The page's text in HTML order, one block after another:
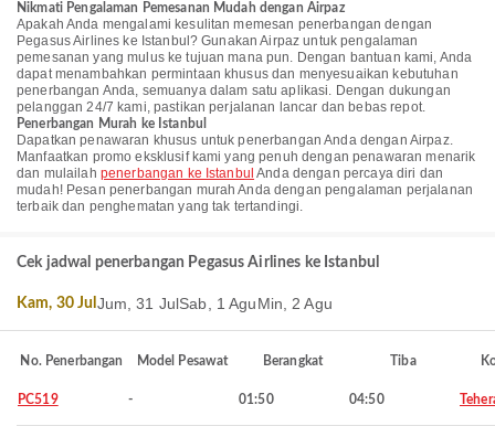
Nikmati Pengalaman Pemesanan Mudah dengan Airpaz
Apakah Anda mengalami kesulitan memesan penerbangan dengan
Pegasus Airlines ke Istanbul? Gunakan Airpaz untuk pengalaman
pemesanan yang mulus ke tujuan mana pun. Dengan bantuan kami, Anda
dapat menambahkan permintaan khusus dan menyesuaikan kebutuhan
penerbangan Anda, semuanya dalam satu aplikasi. Dengan dukungan
pelanggan 24/7 kami, pastikan perjalanan lancar dan bebas repot.
Penerbangan Murah ke Istanbul
Dapatkan penawaran khusus untuk penerbangan Anda dengan Airpaz.
Manfaatkan promo eksklusif kami yang penuh dengan penawaran menarik
dan mulailah penerbangan ke Istanbul Anda dengan percaya diri dan
mudah! Pesan penerbangan murah Anda dengan pengalaman perjalanan
terbaik dan penghematan yang tak tertandingi.
Cek jadwal penerbangan Pegasus Airlines ke Istanbul
Kam, 30 Jul Jum, 31 JulSab, 1 AguMin, 2 Agu
No. Penerbangan Model Pesawat Berangkat Tiba
PC519 - 01:50 04:50